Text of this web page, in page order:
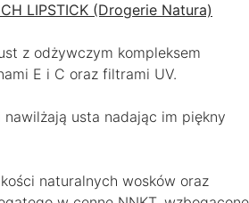
LIPSTICK (Drogerie Natura)
z odżywczym kompleksem
E i C oraz filtrami UV.
nawilżają usta nadając im piękny
naturalnych wosków oraz